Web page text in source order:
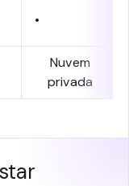
•
Nuvem
privada